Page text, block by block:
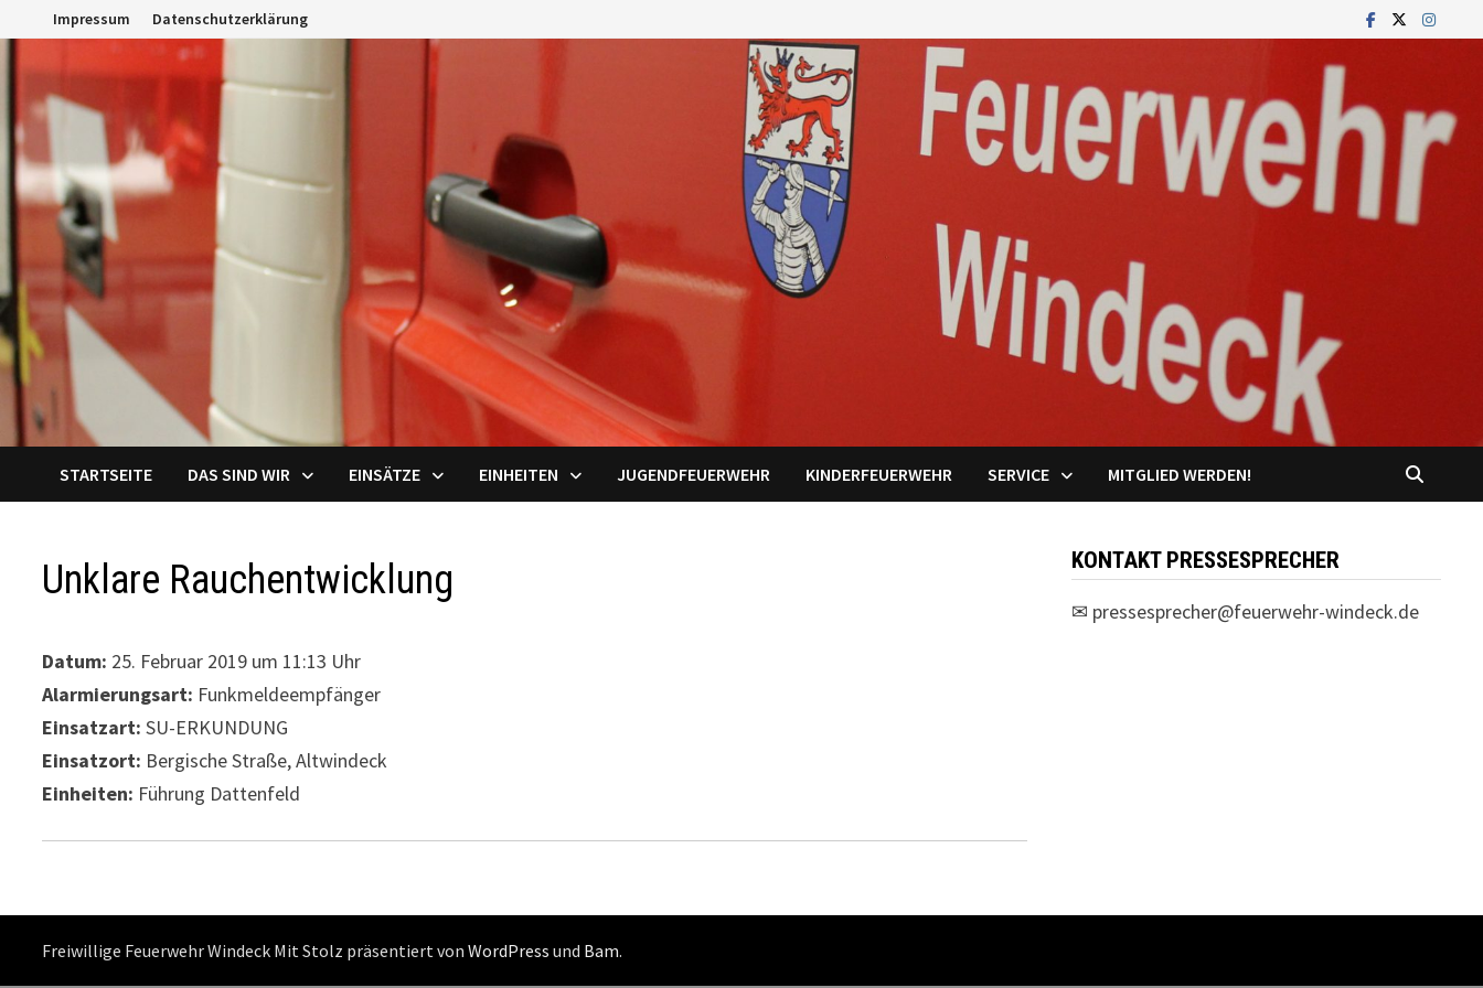
Inhalt
springen
Impressum Datenschutzerklärung
STARTSEITE DAS SIND WIR EINSÄTZE EINHEITEN JUGENDFEUERWEHR KINDERFEUERWEHR SERVICE MITGLIED WERDEN!
Unklare Rauchentwicklung
Datum: 25. Februar 2019 um 11:13 Uhr
Alarmierungsart: Funkmeldeempfänger
Einsatzart: SU-ERKUNDUNG
Einsatzort: Bergische Straße, Altwindeck
Einheiten: Führung Dattenfeld
KONTAKT PRESSESPRECHER
✉ pressesprecher@feuerwehr-windeck.de
Freiwillige Feuerwehr Windeck Mit Stolz präsentiert vonWordPress und Bam.